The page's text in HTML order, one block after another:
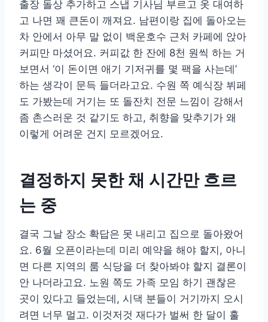
출장 돌상 추가하고 스냅 기사님 부르고 옷 대여하
고 나면 꽤 큰돈이 깨져요. 남편이랑 집에 돌아오는
차 안에서 아무 말 없이 백운호수 근처 카페에 앉아
커피만 마셨어요. 커피값 한 잔에 8천 원씩 하는 거
보면서 ‘이 돈이면 애기 기저귀를 몇 팩을 사는데’
하는 생각이 문득 들더라고요. 수원 쪽 예식장 뷔페
도 가봤는데 거기는 또 돌잔치 전문 느낌이 강해서
좀 촌스러운 것 같기도 하고, 취향을 맞추기가 왜
이렇게 어려운 건지 모르겠어요.
결정하지 못한 채 시간만 흐르
는 중
결국 그날 장소 확답은 못 내리고 집으로 돌아왔어
요. 6월 오픈이라는데 미리 예약을 해야 할지, 아니
면 다른 지역의 룸 식당을 더 찾아봐야 할지 결론이
안 나더라고요. 노원 쪽도 가족 모임 하기 괜찮은
곳이 있다고 들었는데, 시댁 분들이 거기까지 오시
려면 너무 멀고. 이것저것 재다가 벌써 한 달이 훌